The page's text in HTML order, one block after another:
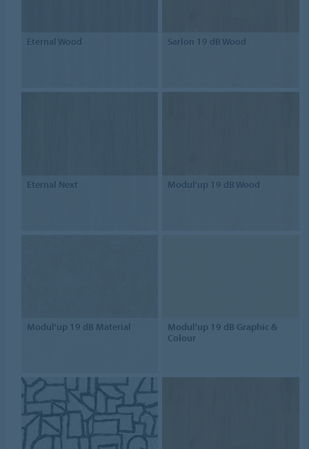
Eternal Wood Sarlon 19 dB Wood
Eternal Next Modul'up 19 dB Wood
Modul'up 19 dB Material
Modul'up 19 dB Graphic &
Colour